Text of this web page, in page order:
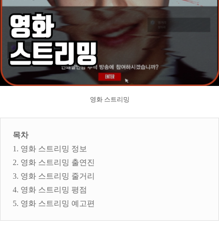
영화 스트리밍
목차
1. 영화 스트리밍 정보
2. 영화 스트리밍 출연진
3. 영화 스트리밍 줄거리
4. 영화 스트리밍 평점
5. 영화 스트리밍 예고편